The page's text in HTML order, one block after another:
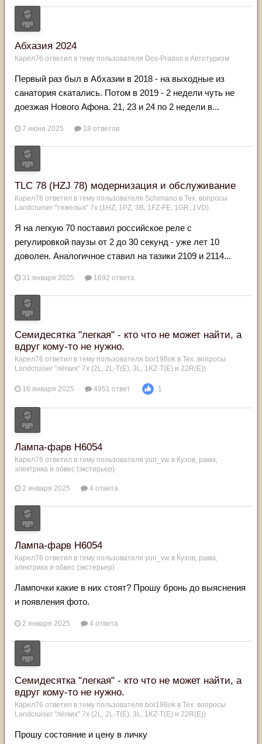
Абхазия 2024
Карел76 ответил в тему пользователя Dos-Prados в Автотуризм
Первый раз был в Абхазии в 2018 - на выходные из
санатория скатались. Потом в 2019 - 2 недели чуть не
доезжая Нового Афона. 21, 23 и 24 по 2 недели в...
7 июня 2025 18 ответов
TLC 78 (HZJ 78) модернизация и обслуживание
Карел76 ответил в тему пользователя Schimano в Тех. вопросы
Landcruiser "тяжелых" 7x (1HZ, 1PZ, 3B, 1FZ-FE, 1GR, 1VD)
Я на легкую 70 поставил российское реле с
регулировкой паузы от 2 до 30 секунд - уже лет 10
доволен. Аналогичное ставил на тазики 2109 и 2114...
31 января 2025 1692 ответа
Семидесятка "легкая" - кто что не может найти, а
вдруг кому-то не нужно.
Карел76 ответил в тему пользователя bor198ok в Тех. вопросы
Landcruiser "лёгких" 7x (2L, 2L-T(Е), 3L, 1KZ-T(E) и 22R(Е))
16 января 2025 4951 ответ 1
Лампа-фарв Н6054
Карел76 ответил в тему пользователя yuri_vw в Кузов, рама,
электрика и обвес (экстерьер)
2 января 2025 4 ответа
Лампа-фарв Н6054
Карел76 ответил в тему пользователя yuri_vw в Кузов, рама,
электрика и обвес (экстерьер)
Лампочки какие в них стоят? Прошу бронь до выяснения
и появления фото.
2 января 2025 4 ответа
Семидесятка "легкая" - кто что не может найти, а
вдруг кому-то не нужно.
Карел76 ответил в тему пользователя bor198ok в Тех. вопросы
Landcruiser "лёгких" 7x (2L, 2L-T(Е), 3L, 1KZ-T(E) и 22R(Е))
Прошу состояние и цену в личку